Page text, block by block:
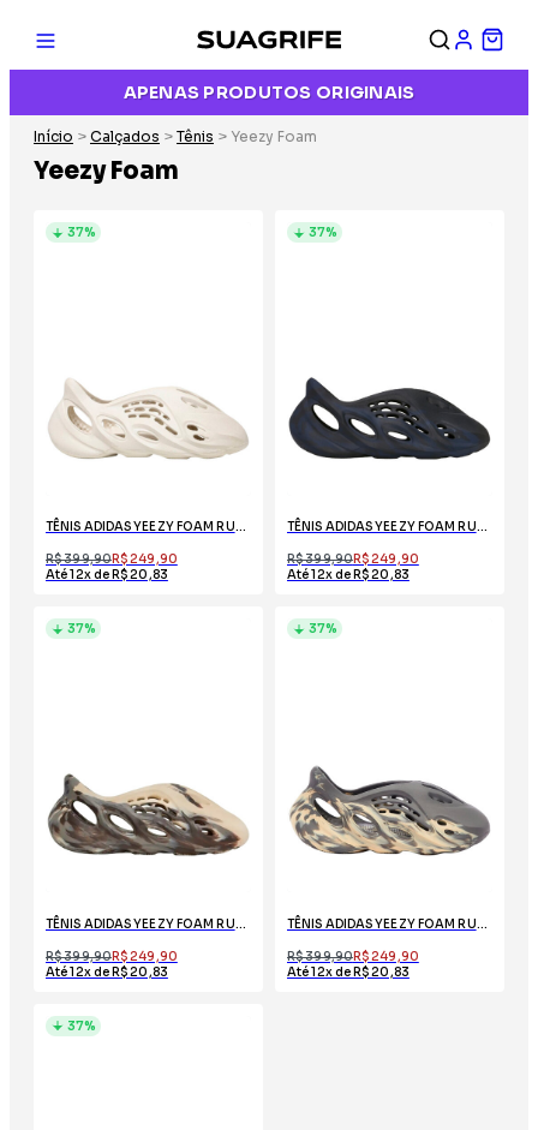
APENAS PRODUTOS ORIGINAIS
Início > Calçados > Tênis > Yeezy Foam
Yeezy Foam
TÊNIS ADIDAS YEEZY FOAM RUNNER ARARAT
R$ 399,90R$ 249,90
Até 12x de R$ 20,83
37%
TÊNIS ADIDAS YEEZY FOAM RUNNER MINERAL BLUE
R$ 399,90R$ 249,90
Até 12x de R$ 20,83
37%
TÊNIS ADIDAS YEEZY FOAM RUNNER MX CREAM CLAY
R$ 399,90R$ 249,90
Até 12x de R$ 20,83
37%
TÊNIS ADIDAS YEEZY FOAM RUNNER MXT MOON GRAY
R$ 399,90R$ 249,90
Até 12x de R$ 20,83
37%
37%